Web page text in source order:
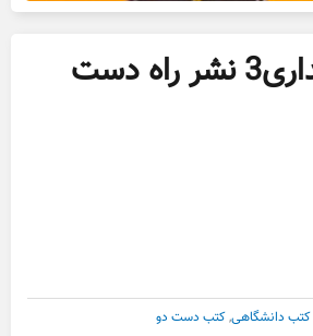
اصول حسابداری3 نشر راه دست
کتب دانشگاهی,کتب دست دو